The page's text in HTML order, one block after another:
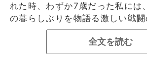
れた時、わずか7歳だった私には
の暮らしぶりを物語る激しい戦闘
全文を読む